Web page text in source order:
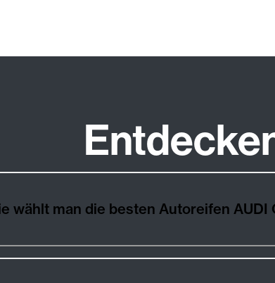
wählt man die besten Autoreifen AUDI